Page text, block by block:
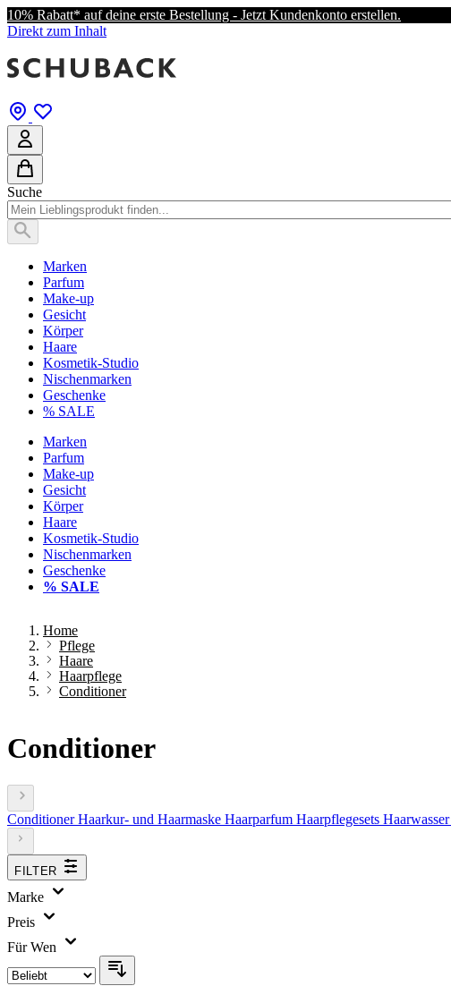
10% Rabatt* auf deine erste Bestellung - Jetzt Kundenkonto erstellen.
Direkt zum Inhalt
Suche
Marken
Parfum
Make-up
Gesicht
Körper
Haare
Kosmetik-Studio
Nischenmarken
Geschenke
% SALE
Marken
Parfum
Make-up
Gesicht
Körper
Haare
Kosmetik-Studio
Nischenmarken
Geschenke
% SALE
Home
Pflege
Haare
Haarpflege
Conditioner
Conditioner
ConditionerHaarkur- und Haarmaske Haarparfum Haarpflegesets Haarwasser
FILTER
Marke
Preis
Für Wen